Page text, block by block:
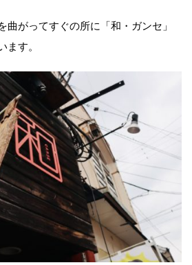
がってすぐの所に「和・ガンセ」
す。